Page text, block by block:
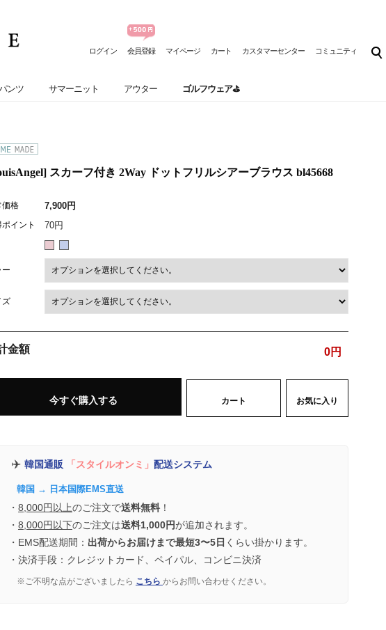
ログイン 会員登録 マイページ カート カスタマーセンター コミュニティ
ンツ サマーニット アウター ゴルフウェア⛳
スカーフ付き 2Way ドットフリルシアーブラウス bl45668
価格 7,900円
イント 70円
ー
ズ
金額 0円
今すぐ購入する カート お気に入り
✈️ 韓国通販 「スタイルオンミ」 配送システム
韓国 → 日本国際EMS直送
・ 8,000円以上のご注文で送料無料 ！
・ 8,000円以下のご注文は送料1,000円が追加されます。
・EMS配送期間： 出荷からお届けまで最短3〜5日 くらい掛かります。
・決済手段：クレジットカード、ペイパル、コンビニ決済
※ご不明な点がございましたら こちら からお問い合わせください。